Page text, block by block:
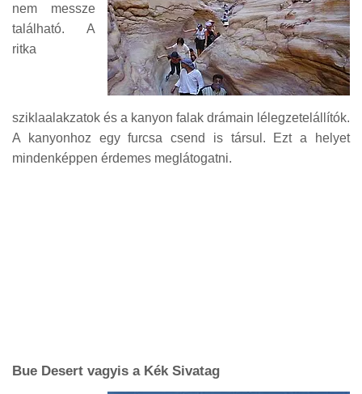
nem messze
található. A
ritka
sziklaalakzatok és a kanyon falak drámain lélegzetelállítók.
A kanyonhoz egy furcsa csend is társul. Ezt a helyet
mindenképpen érdemes meglátogatni.
Bue Desert vagyis a Kék Sivatag